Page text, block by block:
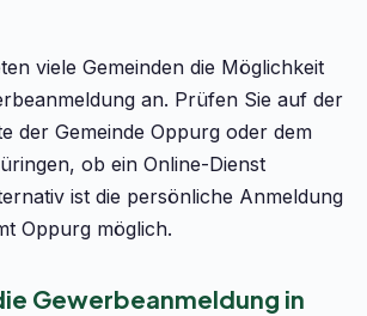
viele Gemeinden die Möglichkeit
an. Prüfen Sie auf der
der Gemeinde Oppurg oder dem
ob ein Online-Dienst
ist die persönliche Anmeldung
Oppurg möglich.
Gewerbeanmeldung in